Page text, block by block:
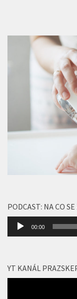
PODCAST: NA CO
Audio
přehrávač
00:00
YT KANÁL